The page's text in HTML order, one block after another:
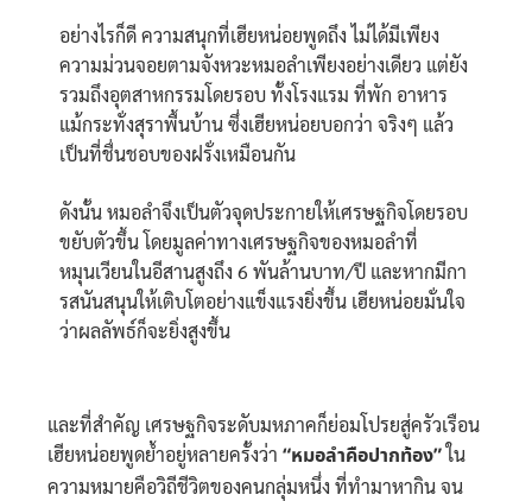
อย่างไรก็ดี ความสนุกที่เฮียหน่อยพูดถึง ไม่ได้มีเพียง
ความม่วนจอยตามจังหวะหมอลำเพียงอย่างเดียว แต่ยัง
รวมถึงอุตสาหกรรมโดยรอบ ทั้งโรงแรม ที่พัก อาหาร
แม้กระทั่งสุราพื้นบ้าน ซึ่งเฮียหน่อยบอกว่า จริงๆ แล้ว
เป็นที่ชื่นชอบของฝรั่งเหมือนกัน
ดังนั้น หมอลำจึงเป็นตัวจุดประกายให้เศรษฐกิจโดยรอบ
ขยับตัวขึ้น โดยมูลค่าทางเศรษฐกิจของหมอลำที่
หมุนเวียนในอีสานสูงถึง 6 พันล้านบาท/ปี และหากมีกา
รสนันสนุนให้เติบโตอย่างแข็งแรงยิ่งขึ้น เฮียหน่อยมั่นใจ
ว่าผลลัพธ์ก็จะยิ่งสูงขึ้น
และที่สำคัญ เศรษฐกิจระดับมหภาคก็ย่อมโปรยสู่ครัวเรือน
เฮียหน่อยพูดย้ำอยู่หลายครั้งว่า “หมอลำคือปากท้อง”ใน
ความหมายคือวิถีชีวิตของคนกลุ่มหนึ่ง ที่ทำมาหากิน จน